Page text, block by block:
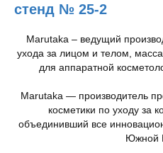
стенд № 25-2
Marutaka – ведущий
ухода за лицом и телом,
для аппаратной
Marutaka — производитель
косметики по уходу за
объединивший все
Южной